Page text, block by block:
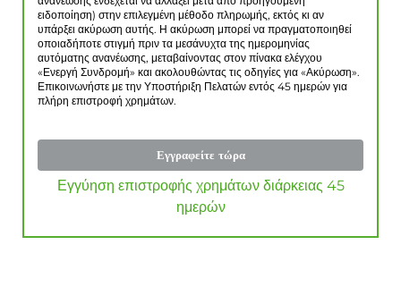
ειδοποίηση) στην επιλεγμένη μέθοδο πληρωμής, εκτός κι αν
υπάρξει ακύρωση αυτής. Η ακύρωση μπορεί να πραγματοποιηθεί
οποιαδήποτε στιγμή πριν τα μεσάνυχτα της ημερομηνίας
αυτόματης ανανέωσης, μεταβαίνοντας στον πίνακα ελέγχου
«Ενεργή Συνδρομή» και ακολουθώντας τις οδηγίες για «Ακύρωση».
Επικοινωνήστε με την Υποστήριξη Πελατών εντός 45 ημερών για
πλήρη επιστροφή χρημάτων.
Εγγραφείτε τώρα
Εγγύηση επιστροφής χρημάτων διάρκειας 45
ημερών